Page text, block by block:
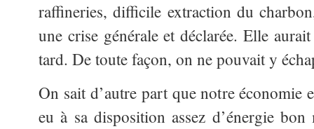
raffineries, difficile extraction du
une crise générale et déclarée. Elle
tard. De toute façon, on ne pouvait y
On sait d’autre part que notre économie
eu à sa disposition assez d’énergie